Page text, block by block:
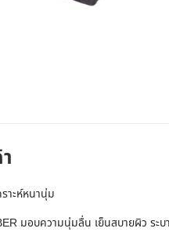
าะห์หนานุ่ม
มอบความนุ่มลื่น เย็นสบายผิว ระบ